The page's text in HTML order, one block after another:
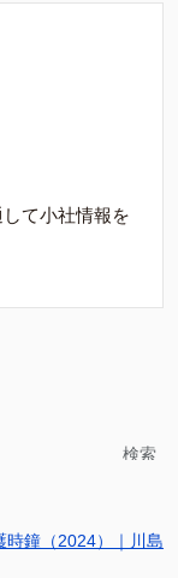
て小社情報を
検索
時鐘（2024）｜川島